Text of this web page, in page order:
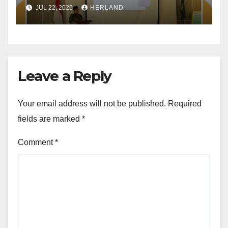
(WBK) dan Wilayah Birokrasi
Bersih Melayani (WBBM)
JUL 22, 2026 HERLAND
Leave a Reply
Your email address will not be published. Required
fields are marked *
Comment*